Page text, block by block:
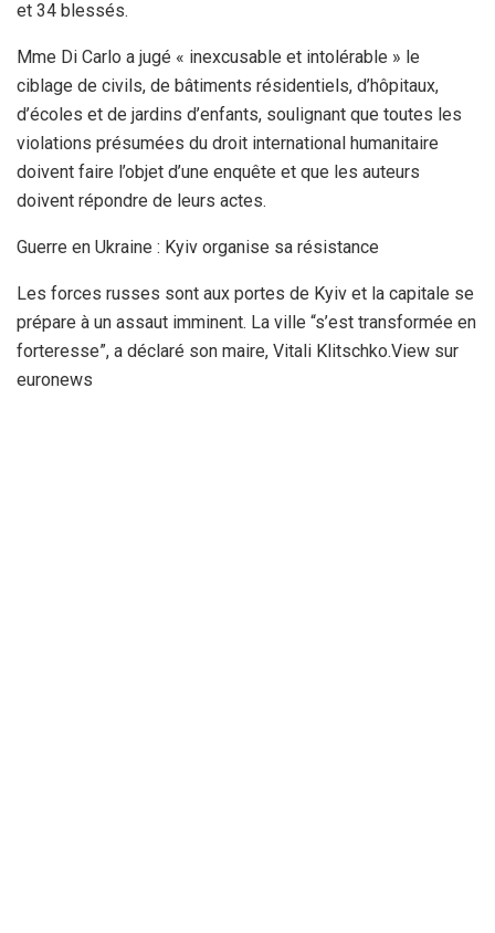
et 34 blessés.
Mme Di Carlo a jugé « inexcusable et intolérable » le
ciblage de civils, de bâtiments résidentiels, d’hôpitaux,
d’écoles et de jardins d’enfants, soulignant que toutes les
violations présumées du droit international humanitaire
doivent faire l’objet d’une enquête et que les auteurs
doivent répondre de leurs actes.
Guerre en Ukraine : Kyiv organise sa résistance
Les forces russes sont aux portes de Kyiv et la capitale se
prépare à un assaut imminent. La ville “s’est transformée en
forteresse”, a déclaré son maire, Vitali Klitschko.View sur
euronews